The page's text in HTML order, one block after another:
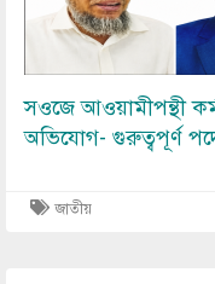
সওজে আওয়ামীপন্থী
অভিযোগ- গুরুত্বপূর্ণ পদে
জাতীয়